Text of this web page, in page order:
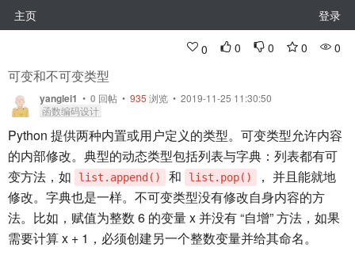
主页 登录
0 0 0 0 0
可变和不可变类型
yanglei1 • 0 回帖 • 935 浏览 • 2019-11-25 11:30:50
函数编码设计
Python 提供两种内置或用户定义的类型。可变类型允许内容
的内部修改。典型的动态类型包括列表与字典：列表都有可
变方法，如
list.append() 和 list.pop()
， 并且能就地
修改。字典也是一样。不可变类型没有修改自身内容的方
法。比如，赋值为整数 6 的变量 x 并没有 “自增” 方法，如果
需要计算 x + 1，必须创建另一个整数变量并给其命名。